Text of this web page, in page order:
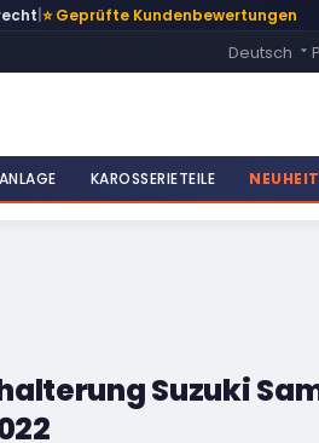
⭐ Geprüfte Kundenbewertungen
Language:
Deutsch 
KAROSSERIETEILE
Suzuki